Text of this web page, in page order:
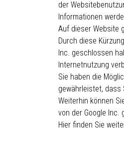
der
Informationen
Auf dieser Website
Durch diese
Inc. geschlossen
Internetnutzung
Sie haben die
gewährleistet, dass
Weiterhin können
von der Google
Hier finden Sie